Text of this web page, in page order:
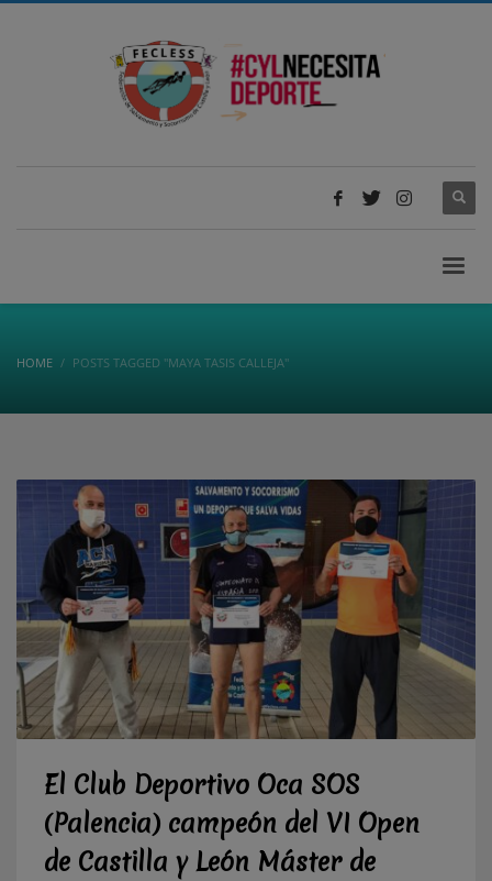
HOME POSTS TAGGED "MAYA TASIS CALLEJA"
El Club Deportivo Oca SOS
(Palencia) campeón del VI Open
de Castilla y León Máster de